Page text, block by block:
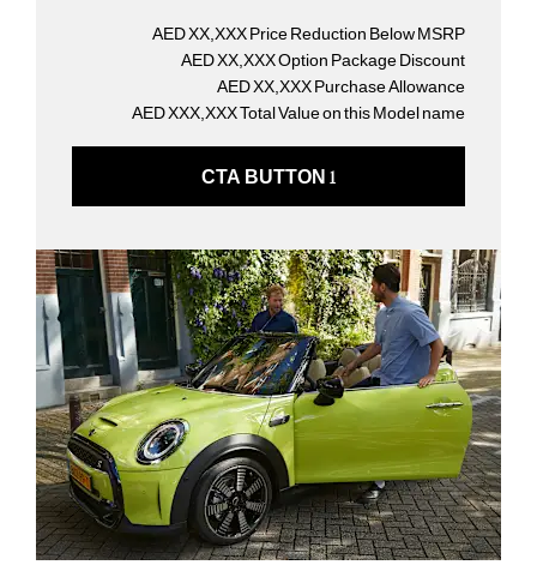
AED XX,XXX Price Reduction Below MSRP
AED XX,XXX Option Package Discount
AED XX,XXX Purchase Allowance
AED XXX,XXX Total Value on this Model name
CTA BUTTON 1